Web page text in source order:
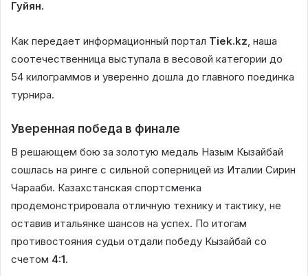
Гуйян.
Как передает информационный портал Tiek.kz, наша
соотечественница выступала в весовой категории до
54 килограммов и уверенно дошла до главного поединка
турнира.
Уверенная победа в финале
В решающем бою за золотую медаль Назым Кызайбай
сошлась на ринге с сильной соперницей из Италии Сирин
Чарааби. Казахстанская спортсменка
продемонстрировала отличную технику и тактику, не
оставив итальянке шансов на успех. По итогам
противостояния судьи отдали победу Кызайбай со
счетом 4:1.